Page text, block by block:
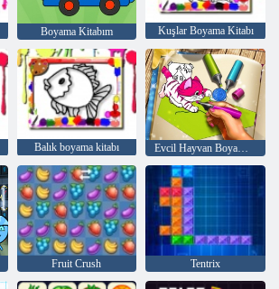
Boyama Kitabım Kuşlar Boyama Kitabı
Balık boyama kitabı Evcil Hayvan Boyama Kitabı
Fruit Crush Tentrix